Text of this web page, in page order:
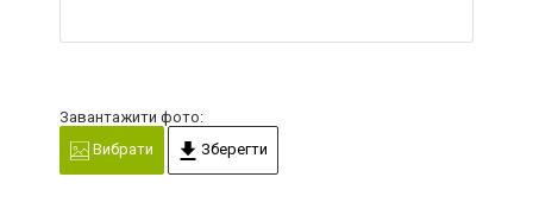
Завантажити фото:
Вибрати
Зберегти